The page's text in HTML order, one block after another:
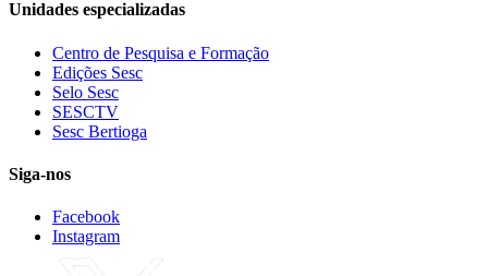
Unidades especializadas
Centro de Pesquisa e Formação
Edições Sesc
Selo Sesc
SESCTV
Sesc Bertioga
Siga-nos
Facebook
Instagram